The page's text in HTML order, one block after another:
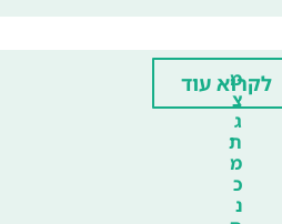
מ
צ
ג
ת
מ
כ
נ
לקרוא עוד